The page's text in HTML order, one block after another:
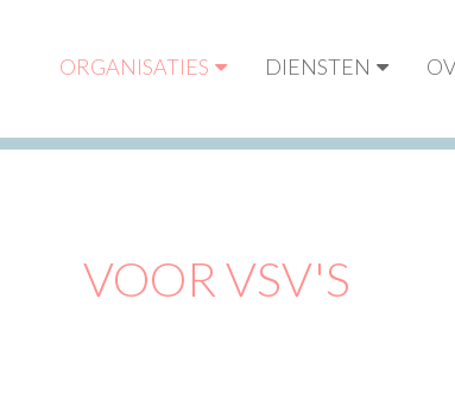
ORGANISATIES DIENSTEN
VOOR VSV'S